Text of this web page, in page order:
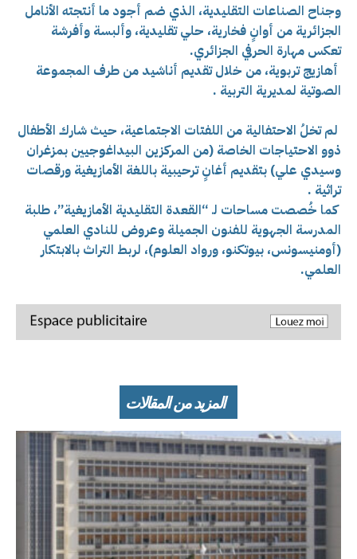
وجناح الصناعات التقليدية، الذي ضم أجود ما أنتجته الأنامل
الجزائرية من أوانٍ فخارية، حلي تقليدية، وألبسة وأفرشة
تعكس مهارة الحرفي الجزائري.
أهازيج تربوية، من خلال تقديم أناشيد من طرف المجموعة
الصوتية لمديرية التربية .
لم تخلُ الاحتفالية من اللفتات الاجتماعية، حيث شارك الأطفال
ذوو الاحتياجات الخاصة (من المركزين البيداغوجيين بمزغران
وسيدي علي) بتقديم أغانٍ ترحيبية باللغة الأمازيغية ورقصات
تراثية .
كما خُصصت مساحات لـ “القعدة التقليدية الأمازيغية”، طلبة
المدرسة الجهوية للفنون الجميلة وعروض للنادي العلمي
(أومنيسونس، بيوتكنو، ورواد العلوم)، لربط التراث بالابتكار
العلمي.
المزيد من المقالات